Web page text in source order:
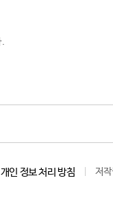
개인 정보 처리 방침 저